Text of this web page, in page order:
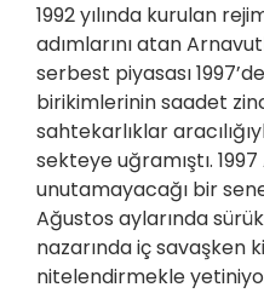
1992 yılında kurulan
adımlarını atan
serbest piyasası
birikimlerinin saadet
sahtekarlıklar
sekteye uğramıştı.
unutamayacağı bir
Ağustos aylarında
nazarında iç savaşken
nitelendirmekle